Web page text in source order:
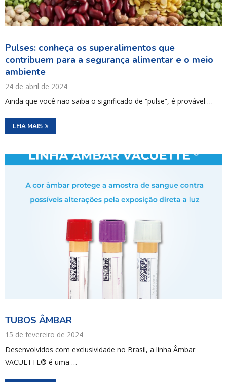
Pulses: conheça os superalimentos que
contribuem para a segurança alimentar e o meio
ambiente
24 de abril de 2024
Ainda que você não saiba o significado de “pulse”, é provável …
LEIA MAIS
TUBOS ÂMBAR
15 de fevereiro de 2024
Desenvolvidos com exclusividade no Brasil, a linha Âmbar
VACUETTE® é uma …